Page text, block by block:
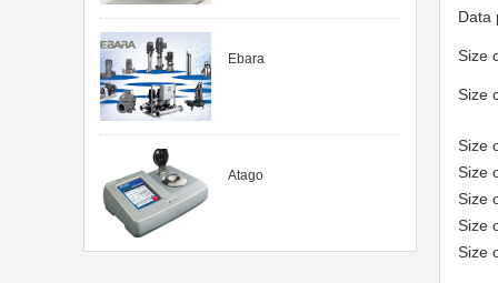
Ebara
Atago
Data
Size
Size
Size
Size
Size
Size
Size